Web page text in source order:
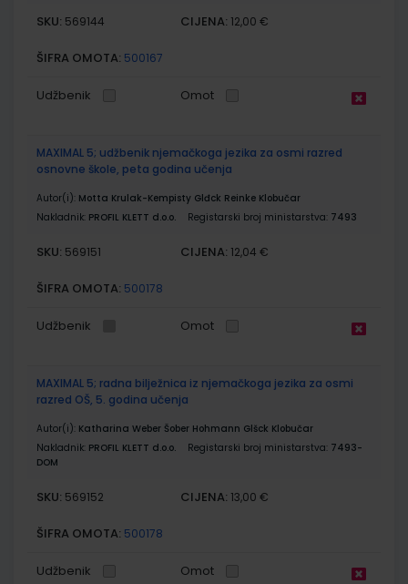
SKU: 569144 CIJENA: 12,00 €
ŠIFRA OMOTA: 500167
Udžbenik Omot
MAXIMAL 5; udžbenik njemačkoga jezika za osmi razred
osnovne škole, peta godina učenja
Autor(i): Motta Krulak-Kempisty Glđck Reinke Klobučar
Nakladnik: PROFIL KLETT d.o.o. Registarski broj ministarstva: 7493
SKU: 569151 CIJENA: 12,04 €
ŠIFRA OMOTA: 500178
Udžbenik Omot
MAXIMAL 5; radna bilježnica iz njemačkoga jezika za osmi
razred OŠ, 5. godina učenja
Autor(i): Katharina Weber Šober Hohmann Glšck Klobučar
Nakladnik: PROFIL KLETT d.o.o. Registarski broj ministarstva: 7493-
DOM
SKU: 569152 CIJENA: 13,00 €
ŠIFRA OMOTA: 500178
Udžbenik Omot